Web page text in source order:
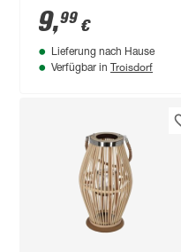
18,5 cm
9,99 €
Lieferung nach Hause
Verfügbar in Troisdorf